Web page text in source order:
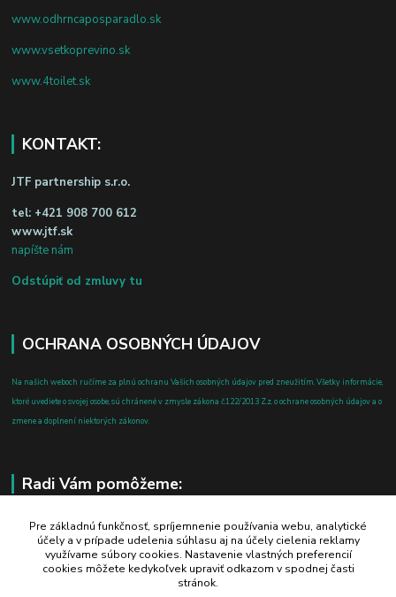
www.odhrncaposparadlo.sk
www.vsetkoprevino.sk
www.4toilet.sk
KONTAKT:
JTF partnership s.r.o.
tel: +421 908 700 612
www.jtf.sk
napíšte nám
Odstúpiť od zmluvy tu
OCHRANA OSOBNÝCH ÚDAJOV
Na našich weboch ručíme za plnú ochranu Vašich osobných údajov pred zneužitím. Všetky informácie,
ktoré uvediete o svojej osobe, sú chránené v zmysle zákona č.122/2013 Z.z. o ochrane osobných údajov a o
zmene a doplnení niektorých zákonov.
Radi Vám pomôžeme:
+421 908 700 612
po-pia: 8.00 - 16.00
business@jtf.sk
Pre základnú funkčnosť, spríjemnenie používania webu, analytické
účely a v prípade udelenia súhlasu aj na účely cielenia reklamy
využívame súbory cookies. Nastavenie vlastných preferencií
cookies môžete kedykoľvek upraviť odkazom v spodnej časti
stránok.